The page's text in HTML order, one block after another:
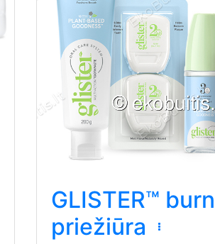
GLISTER™
priežiūra